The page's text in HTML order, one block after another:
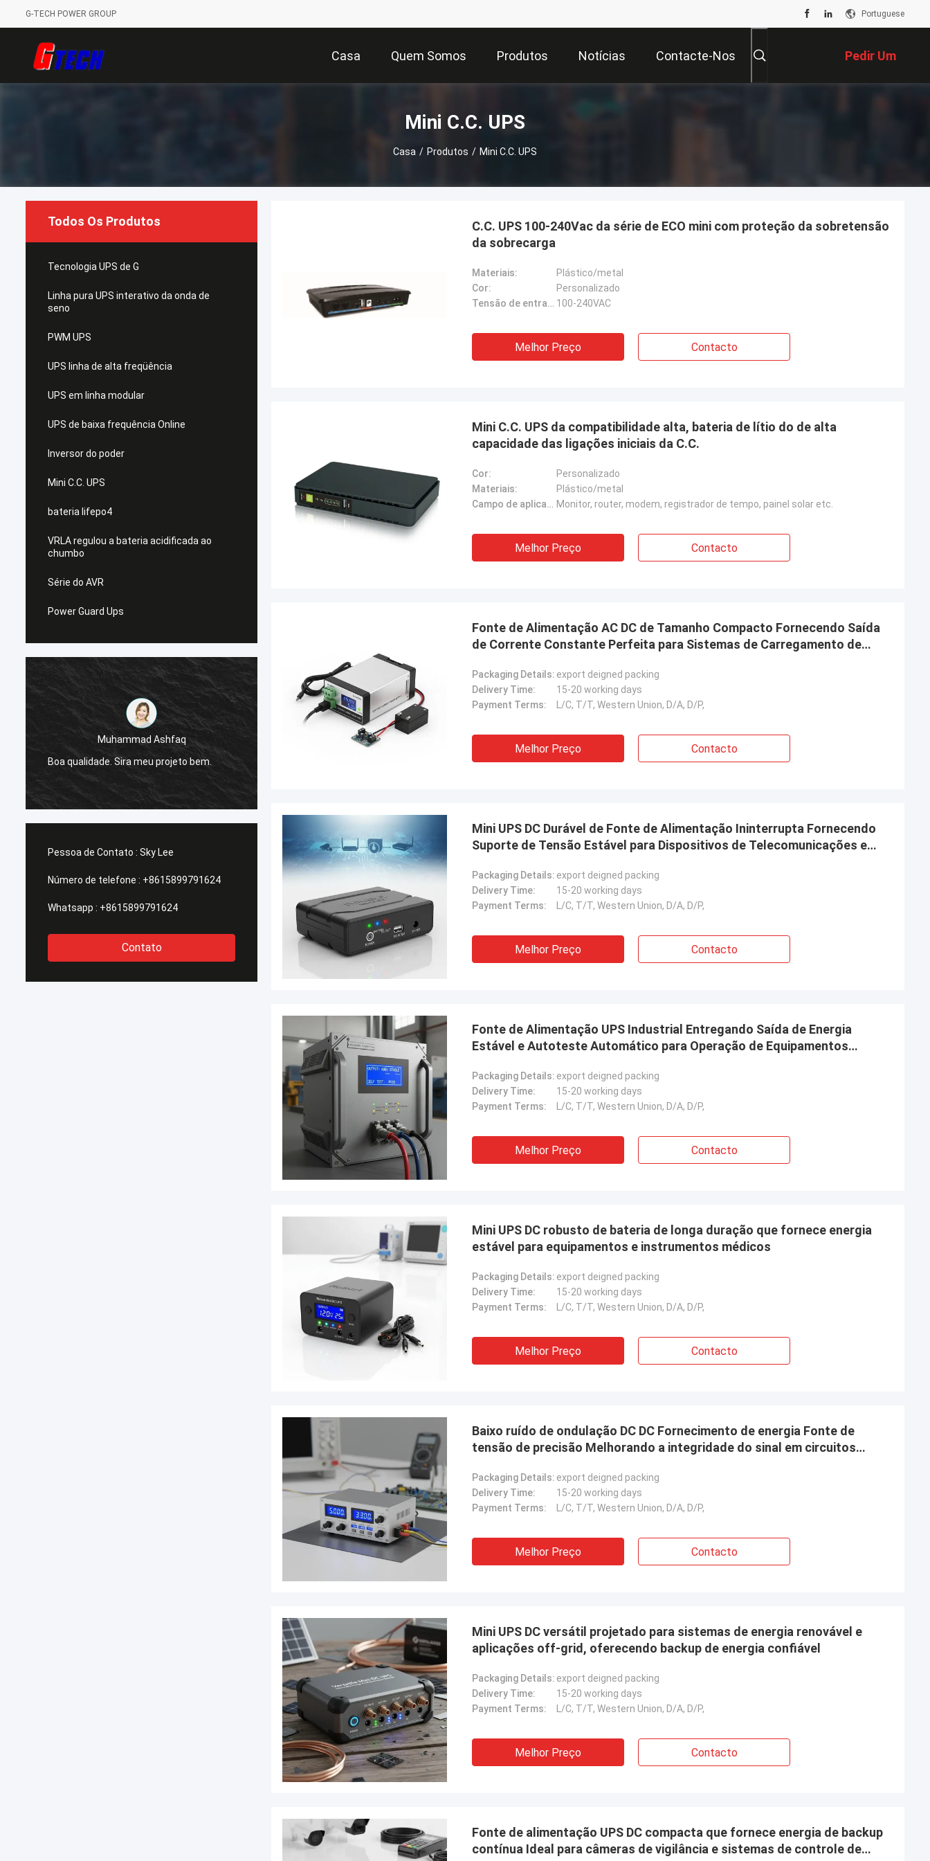
G-TECH POWER GROUP Portuguese
Casa Quem Somos Produtos Notícias Contacte-Nos Pedir Um
Orçamento
Mini C.C. UPS
Casa / Produtos / Mini C.C. UPS
Todos Os Produtos
Tecnologia UPS de G
Linha pura UPS interativo da onda de
seno
PWM UPS
UPS linha de alta freqüência
UPS em linha modular
UPS de baixa frequência Online
Inversor do poder
Mini C.C. UPS
bateria lifepo4
VRLA regulou a bateria acidificada ao
chumbo
Série do AVR
Power Guard Ups
Muhammad Ashfaq
Boa qualidade. Sira meu projeto bem.
Stamatis Greece
Eu sou satisfeito muito com os produtos
Pessoa de Contato : Sky Lee
Número de telefone : +8615899791624
Whatsapp : +8615899791624
Contato
C.C. UPS 100-240Vac da série de ECO mini com proteção da sobretensão
da sobrecarga
Materiais:
Plástico/metal
Cor:
Personalizado
Tensão de entrada: 100-240VAC
Melhor Preço Contacto
Mini C.C. UPS da compatibilidade alta, bateria de lítio do de alta
capacidade das ligações iniciais da C.C.
Cor:
Personalizado
Materiais:
Plástico/metal
Campo de aplicação: Monitor, router, modem, registrador de tempo, painel solar etc.
Melhor Preço Contacto
Fonte de Alimentação AC DC de Tamanho Compacto Fornecendo Saída
de Corrente Constante Perfeita para Sistemas de Carregamento de
Packaging Details: export deigned packing
Delivery Time:
15-20 working days
Payment Terms:
L/C, T/T, Western Union, D/A, D/P,
Melhor Preço Contacto
Mini UPS DC Durável de Fonte de Alimentação Ininterrupta Fornecendo
Suporte de Tensão Estável para Dispositivos de Telecomunicações e
Packaging Details: export deigned packing
Delivery Time:
15-20 working days
Payment Terms:
L/C, T/T, Western Union, D/A, D/P,
Melhor Preço Contacto
Fonte de Alimentação UPS Industrial Entregando Saída de Energia
Estável e Autoteste Automático para Operação de Equipamentos
Packaging Details: export deigned packing
Delivery Time:
15-20 working days
Payment Terms:
L/C, T/T, Western Union, D/A, D/P,
Melhor Preço Contacto
Mini UPS DC robusto de bateria de longa duração que fornece energia
estável para equipamentos e instrumentos médicos
Packaging Details: export deigned packing
Delivery Time:
15-20 working days
Payment Terms:
L/C, T/T, Western Union, D/A, D/P,
Melhor Preço Contacto
Baixo ruído de ondulação DC DC Fornecimento de energia Fonte de
tensão de precisão Melhorando a integridade do sinal em circuitos
Packaging Details: export deigned packing
Delivery Time:
15-20 working days
Payment Terms:
L/C, T/T, Western Union, D/A, D/P,
Melhor Preço Contacto
Mini UPS DC versátil projetado para sistemas de energia renovável e
aplicações off-grid, oferecendo backup de energia confiável
Packaging Details: export deigned packing
Delivery Time:
15-20 working days
Payment Terms:
L/C, T/T, Western Union, D/A, D/P,
Melhor Preço Contacto
Fonte de alimentação UPS DC compacta que fornece energia de backup
contínua Ideal para câmeras de vigilância e sistemas de controle de